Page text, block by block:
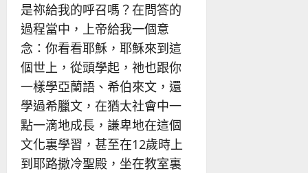
是祢給我的呼召嗎？在問答的
過程當中，上帝給我一個意
念：你看看耶穌，耶穌來到這
個世上，從頭學起，祂也跟你
一樣學亞蘭語、希伯來文，還
學過希臘文，在猶太社會中一
點一滴地成長，謙卑地在這個
文化裏學習，甚至在12歲時上
到耶路撒冷聖殿，坐在教室裏